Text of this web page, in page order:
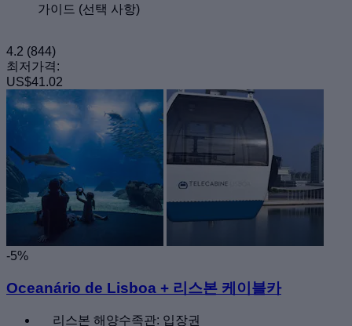
가이드 (선택 사항)
4.2 (844)
최저가격:
US$41.02
-5%
Oceanário de Lisboa + 리스본 케이블카
리스본 해양수족관: 입장권